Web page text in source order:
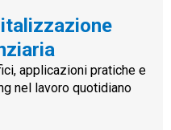
applicazioni pratiche e
nel lavoro quotidiano